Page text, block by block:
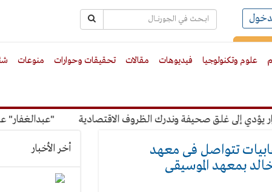
علوم وتكنولوجيا فيديوهات مقالات تحقيقات وحوارات منوعات
إلى غلق صحيفة وندرك الظروف الاقتصادية "عبدالغفار" عن
تتواصل فى معهد
بمعهد الموسيقى
أخر الأخبار